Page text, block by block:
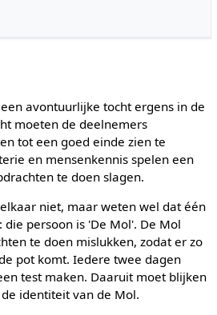
avontuurlijke tocht ergens in de
moeten de deelnemers
tot een goed einde zien te
en mensenkennis spelen een
te doen slagen.
niet, maar weten wel dat één
persoon is 'De Mol'. De Mol
te doen mislukken, zodat er zo
pot komt. Iedere twee dagen
test maken. Daaruit moet blijken
identiteit van de Mol.